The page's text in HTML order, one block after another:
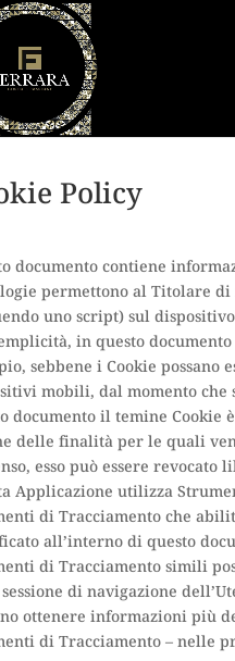
Policy
documento contiene
permettono al Titolare
uno script) sul
in questo
sebbene i Cookie
mobili, dal momento
documento il temine
delle finalità per le quali
esso può essere
Applicazione utilizza
di Tracciamento che
all’interno di questo
di Tracciamento simili
di navigazione
ottenere informazioni più
di Tracciamento – nelle